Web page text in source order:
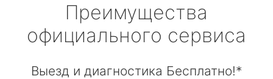
Преимущества
официального сервиса
Выезд и диагностика Бесплатно!*